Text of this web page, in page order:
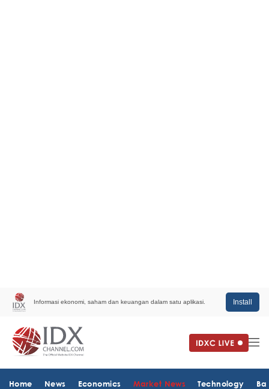
Informasi ekonomi, saham dan keuangan dalam satu aplikasi. Install
Home News Economics Market News Technology